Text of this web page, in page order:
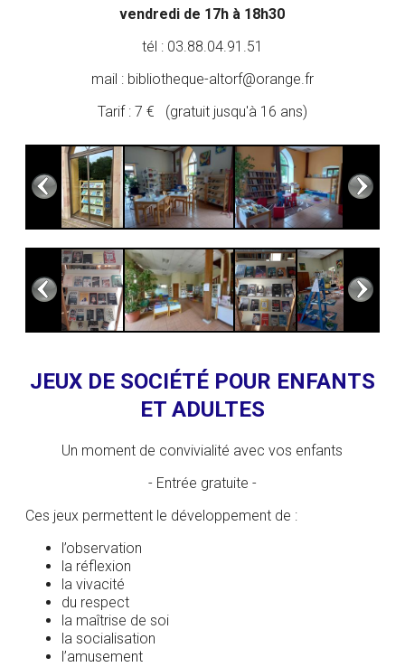
vendredi de 17h à 18h30
tél : 03.88.04.91.51
mail : bibliotheque-altorf@orange.fr
Tarif : 7 € (gratuit jusqu'à 16 ans)
JEUX DE SOCIÉTÉ POUR ENFANTS
ET ADULTES
Un moment de convivialité avec vos enfants
- Entrée gratuite -
Ces jeux permettent le développement de :
l’observation
la réflexion
la vivacité
du respect
la maîtrise de soi
la socialisation
l’amusement